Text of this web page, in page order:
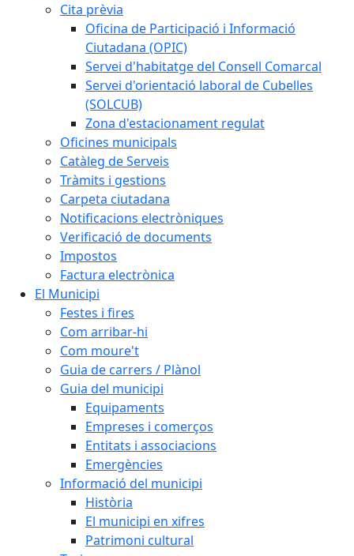
Cita prèvia
Oficina de Participació i Informació
Ciutadana (OPIC)
Servei d'habitatge del Consell Comarcal
Servei d'orientació laboral de Cubelles
(SOLCUB)
Zona d'estacionament regulat
Oficines municipals
Catàleg de Serveis
Tràmits i gestions
Carpeta ciutadana
Notificacions electròniques
Verificació de documents
Impostos
Factura electrònica
El Municipi
Festes i fires
Com arribar-hi
Com moure't
Guia de carrers / Plànol
Guia del municipi
Equipaments
Empreses i comerços
Entitats i associacions
Emergències
Informació del municipi
Història
El municipi en xifres
Patrimoni cultural